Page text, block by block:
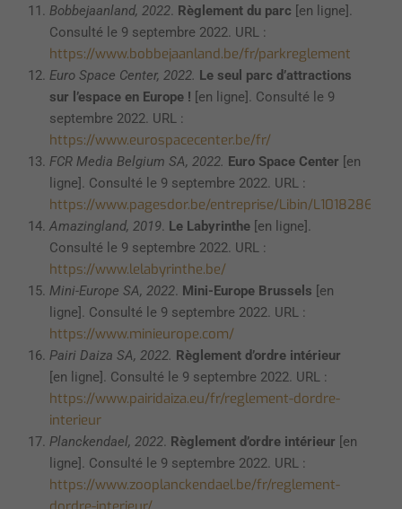
Bobbejaanland, 2022. Règlement du parc [en ligne].
Consulté le 9 septembre 2022. URL :
https://www.bobbejaanland.be/fr/parkreglement
Euro Space Center, 2022. Le seul parc d’attractions
sur l’espace en Europe ! [en ligne]. Consulté le 9
septembre 2022. URL :
https://www.eurospacecenter.be/fr/
FCR Media Belgium SA, 2022. Euro Space Center [en
ligne]. Consulté le 9 septembre 2022. URL :
https://www.pagesdor.be/entreprise/Libin/L1018286/
Amazingland, 2019. Le Labyrinthe [en ligne].
Consulté le 9 septembre 2022. URL :
https://www.lelabyrinthe.be/
Mini-Europe SA, 2022. Mini-Europe Brussels [en
ligne]. Consulté le 9 septembre 2022. URL :
https://www.minieurope.com/
Pairi Daiza SA, 2022. Règlement d’ordre intérieur
[en ligne]. Consulté le 9 septembre 2022. URL :
https://www.pairidaiza.eu/fr/reglement-dordre-
interieur
Planckendael, 2022. Règlement d’ordre intérieur [en
ligne]. Consulté le 9 septembre 2022. URL :
https://www.zooplanckendael.be/fr/reglement-